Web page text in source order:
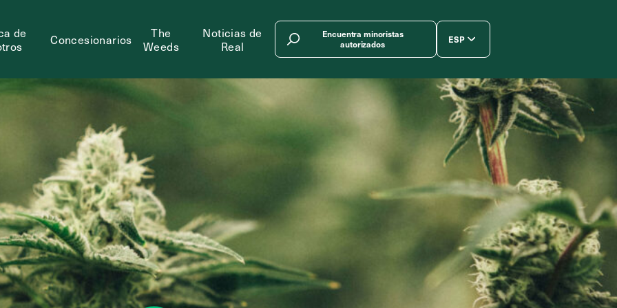
de
Concesionarios
The
Weeds
Noticias de
Real
Encuentra minoristas
autorizados
ESP